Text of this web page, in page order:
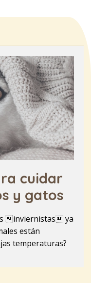
cuidar
y gatos
inviernistas ya
están
temperaturas?